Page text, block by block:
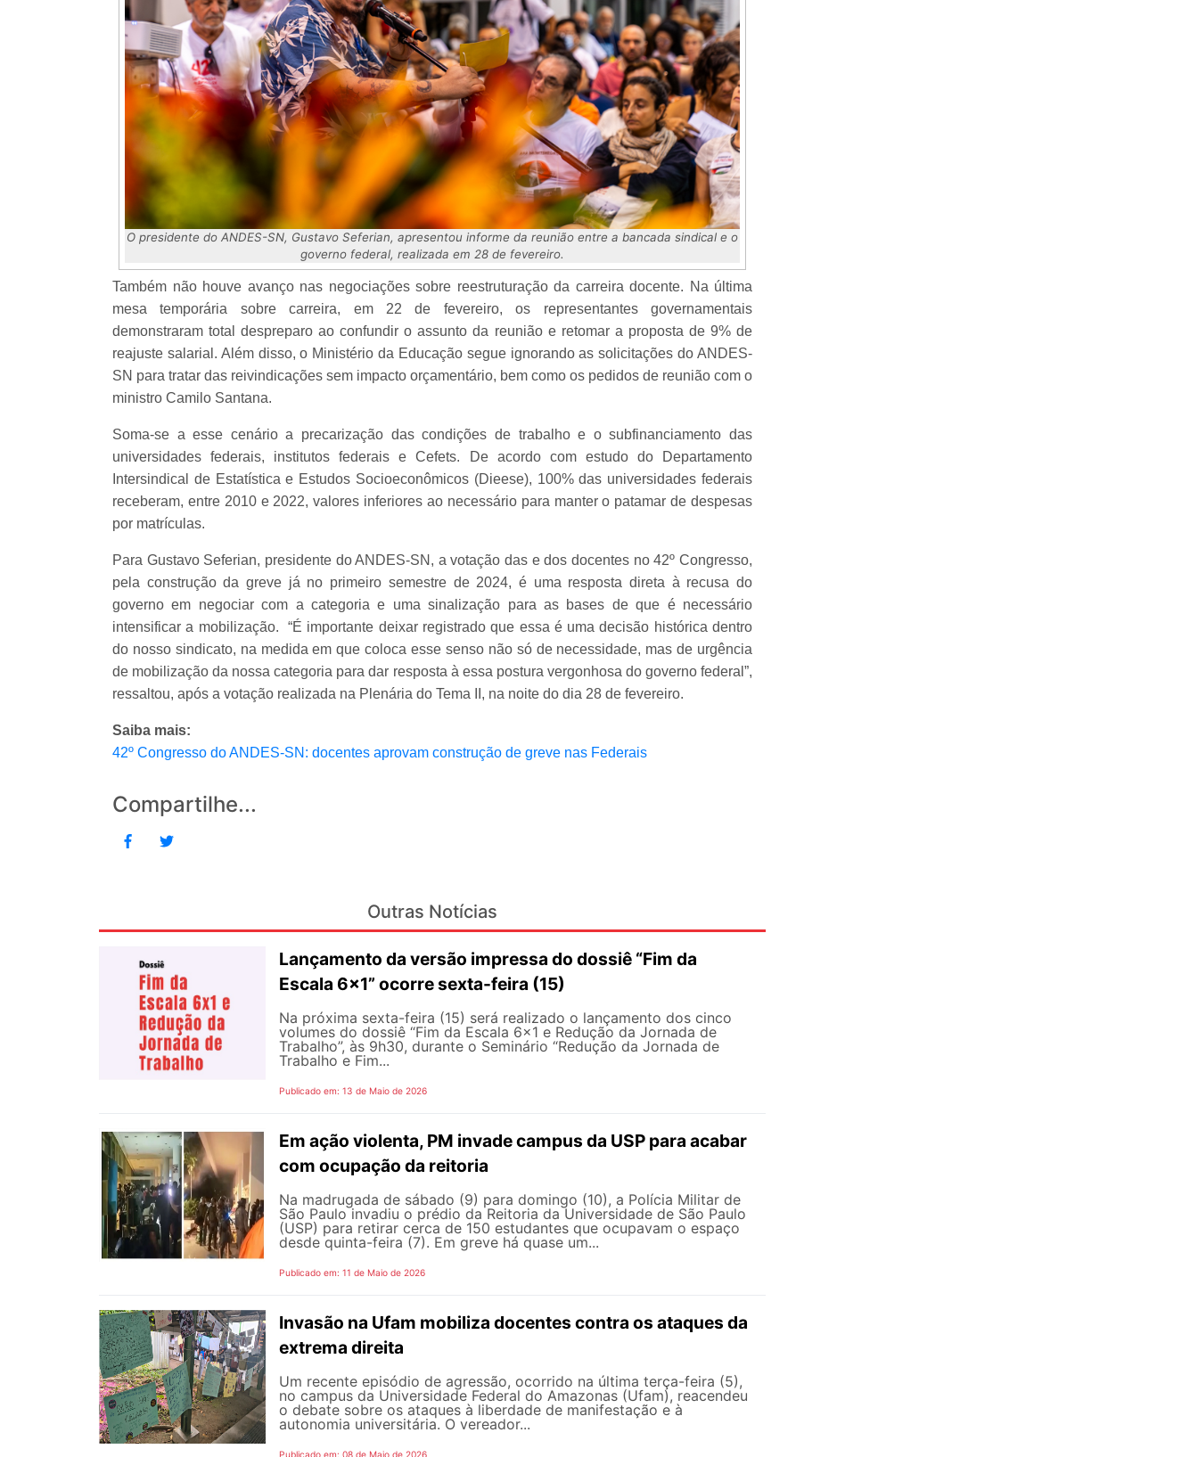
O presidente do ANDES-SN, Gustavo Seferian, apresentou informe da reunião entre a bancada sindical e o
governo federal, realizada em 28 de fevereiro.
Também não houve avanço nas negociações sobre reestruturação da carreira docente. Na última
mesa temporária sobre carreira, em 22 de fevereiro, os representantes governamentais
demonstraram total despreparo ao confundir o assunto da reunião e retomar a proposta de 9% de
reajuste salarial. Além disso, o Ministério da Educação segue ignorando as solicitações do ANDES-
SN para tratar das reivindicações sem impacto orçamentário, bem como os pedidos de reunião com o
ministro Camilo Santana.
Soma-se a esse cenário a precarização das condições de trabalho e o subfinanciamento das
universidades federais, institutos federais e Cefets. De acordo com estudo do Departamento
Intersindical de Estatística e Estudos Socioeconômicos (Dieese), 100% das universidades federais
receberam, entre 2010 e 2022, valores inferiores ao necessário para manter o patamar de despesas
por matrículas.
Para Gustavo Seferian, presidente do ANDES-SN, a votação das e dos docentes no 42º Congresso,
pela construção da greve já no primeiro semestre de 2024, é uma resposta direta à recusa do
governo em negociar com a categoria e uma sinalização para as bases de que é necessário
intensificar a mobilização. “É importante deixar registrado que essa é uma decisão histórica dentro
do nosso sindicato, na medida em que coloca esse senso não só de necessidade, mas de urgência
de mobilização da nossa categoria para dar resposta à essa postura vergonhosa do governo federal”,
ressaltou, após a votação realizada na Plenária do Tema II, na noite do dia 28 de fevereiro.
Saiba mais:
42º Congresso do ANDES-SN: docentes aprovam construção de greve nas Federais
Compartilhe...
Outras Notícias
Lançamento da versão impressa do dossiê “Fim da
Escala 6×1” ocorre sexta-feira (15)
Na próxima sexta-feira (15) será realizado o lançamento dos cinco
volumes do dossiê “Fim da Escala 6×1 e Redução da Jornada de
Trabalho”, às 9h30, durante o Seminário “Redução da Jornada de
Trabalho e Fim...
Publicado em: 13 de Maio de 2026
Em ação violenta, PM invade campus da USP para acabar
com ocupação da reitoria
Na madrugada de sábado (9) para domingo (10), a Polícia Militar de
São Paulo invadiu o prédio da Reitoria da Universidade de São Paulo
(USP) para retirar cerca de 150 estudantes que ocupavam o espaço
desde quinta-feira (7). Em greve há quase um...
Publicado em: 11 de Maio de 2026
Invasão na Ufam mobiliza docentes contra os ataques da
extrema direita
Um recente episódio de agressão, ocorrido na última terça-feira (5),
no campus da Universidade Federal do Amazonas (Ufam), reacendeu
o debate sobre os ataques à liberdade de manifestação e à
autonomia universitária. O vereador...
Publicado em: 08 de Maio de 2026